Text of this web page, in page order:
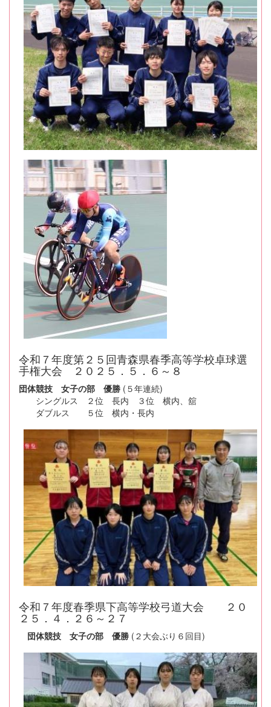
令和７年度第２５回青森県春季高等学校卓球選
手権大会 ２０２５．５．６～８
団体競技 女子の部 優勝 (５年連続)
シングルス ２位 長内 ３位 横内、舘
ダブルス ５位 横内・長内
令和７年度春季県下高等学校弓道大会 ２０
２５．４．２６～２７
団体競技 女子の部 優勝 (２大会ぶり６回目)